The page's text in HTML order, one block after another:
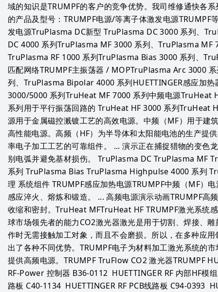
域的知识是TRUMPF的客户的竞争优势。我司维修通快各
的产品及型号：TRUMPF电源/等离子体激发电源TRUMPF
发电源TruPlasma DC新型 TruPlasma DC 3000 系列、
DC 4000 系列TruPlasma MF 3000 系列、TruPlasma MF
TruPlasma RF 1000 系列TruPlasma Bias 3000 系列、
匹配网络TRUMPF主振荡器 / MOPTruPlasma Arc 3000
列、TruPlasma Bipolar 4000 系列HUETTINGER感应加
3000/5000 系列TruHeat MF 7000 系列中频电源TruHeat
系列用于平行振荡回路的 TruHeat HF 3000 系列TruHeat
源用于金属磁控溅镀工艺的高效电源。中频（MF）用于建
高性能电源。高频（HF）为半导体和太阳能电池的生产提
率电子加工工艺的可靠组件。 ... 演示正在捕捉猎物的变色
别电弧并避免基材损伤。 TruPlasma DC TruPlasma MF
系列 TruPlasma Bias TruPlasma Highpulse 4000 系列
理 系统组件 TRUMPF感应加热电源TRUMPF中频（MF）
感应淬火、熔炼和锻造。 ... 高频电源演示动画TRUMPF高
收缩和密封。TruHeat MFTruHeat HF TRUMPF激光系统
球市场领先者的能力CO2激光器激光是用于切割、焊接、
作时无需接触加工对象，而且不会磨损。所以，在多种应
出了各种不同优势。TRUMPF电子为材料加工激光系统的
提供高频电源。TRUMPF TruFlow CO2 激光器TRUMPF
RF-Power 控制器 B36-0112  HUETTINGER RF 内部HF模
路板 C40-1134  HUETTINGER RF PCB线路板 C94-0393